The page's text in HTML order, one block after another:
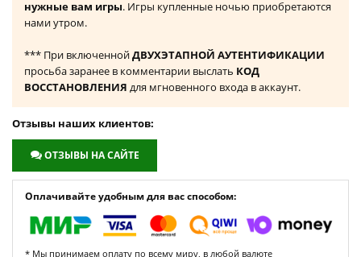
нужные вам игры. Игры купленные ночью приобретаются
нами утром.
*** При включеннойДВУХЭТАПНОЙ АУТЕНТИФИКАЦИИ
просьба заранее в комментарии выслать КОД
ВОССТАНОВЛЕНИЯ для мгновенного входа в аккаунт.
Отзывы наших клиентов:
ОТЗЫВЫ НА САЙТЕ
Оплачивайте удобным для вас способом:
* Мы принимаем оплату по всему миру, в любой валюте